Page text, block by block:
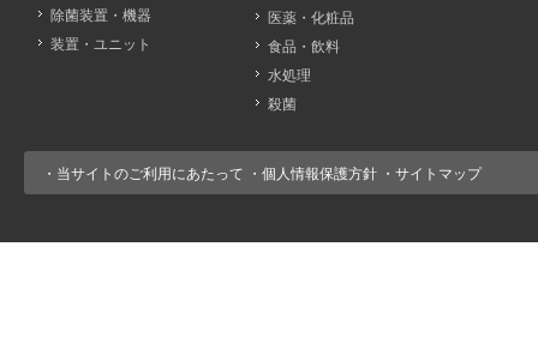
除菌装置・機器
装置・ユニット
医薬・化粧品
食品・飲料
水処理
殺菌
・ 当サイトのご利用にあたって ・ 個人情報保護方針 ・ サイトマップ